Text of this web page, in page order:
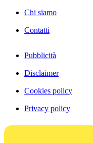
Chi siamo
Contatti
Pubblicità
Disclaimer
Cookies policy
Privacy policy